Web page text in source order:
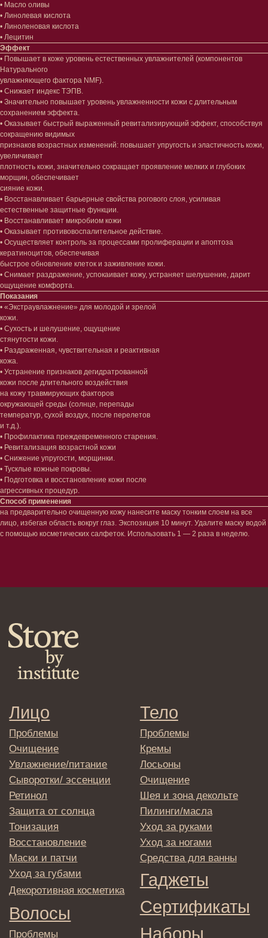
• Масло оливы
• Линолевая кислота
• Линоленовая кислота
• Лецитин
Эффект
• Повышает в коже уровень естественных увлажнителей (компонентов
Натурального
увлажняющего фактора NMF).
• Снижает индекс ТЭПВ.
• Значительно повышает уровень увлажненности кожи с длительным
сохранением эффекта.
• Оказывает быстрый выраженный ревитализирующий эффект, способствуя
сокращению видимых
признаков возрастных изменений: повышает упругость и эластичность кожи,
увеличивает
плотность кожи, значительно сокращает проявление мелких и глубоких
морщин, обеспечивает
сияние кожи.
• Восстанавливает барьерные свойства рогового слоя, усиливая
естественные защитные функции.
• Восстанавливает микробиом кожи
• Оказывает противовоспалительное действие.
• Осуществляет контроль за процессами пролиферации и апоптоза
кератиноцитов, обеспечивая
быстрое обновление клеток и заживление кожи.
• Снимает раздражение, успокаивает кожу, устраняет шелушение, дарит
ощущение комфорта.
Показания
• «Экстраувлажнение» для молодой и зрелой
кожи.
• Сухость и шелушение, ощущение
стянутости кожи.
• Раздраженная, чувствительная и реактивная
кожа.
• Устранение признаков дегидратрованной
кожи после длительного воздействия
на кожу травмирующих факторов
окружающей среды (солнце, перепады
температур, сухой воздух, после перелетов
и т.д.).
• Профилактика преждевременного старения.
• Ревитализация возрастной кожи
• Снижение упругости, морщинки.
• Тусклые кожные покровы.
• Подготовка и восстановление кожи после
агрессивных процедур.
Способ применения
на предварительно очищенную кожу нанесите маску тонким слоем на все
лицо, избегая область вокруг глаз. Экспозиция 10 минут. Удалите маску водой
с помощью косметических салфеток. Использовать 1 — 2 раза в неделю.
Тело
Проблемы
Пилинги/масла
Уход за руками
Уход за ногами
Средства для ванны
Гаджеты
Сертификаты
Наборы
Клиентам
Система лояльности
Доставка и самовывоз
Оплата и возврат
Согласие на обработку
персональных данных
Политика
конфиденциальности
Договор оферта
Реквизиты и контакты
Подписаться
E-mail
→
Лицо
Проблемы
Сыворотки/ эссенции
Защита от солнца
Тонизация
Восстановление
Маски и патчи
Уход за губами
Декоротивная косметика
Волосы
Проблемы
Шампуни
Кондиционеры/бальзамы
Маски/скрабы
Сыворотки/лосьоны
Спреи
Средства для укладки